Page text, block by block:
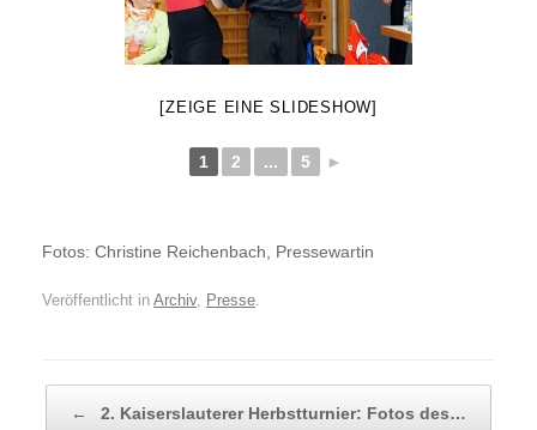
[ZEIGE EINE SLIDESHOW]
1 2 ... 5 ►
Fotos: Christine Reichenbach, Pressewartin
Veröffentlicht in Archiv, Presse
← 2. Kaiserslauterer Herbstturnier: Fotos des…